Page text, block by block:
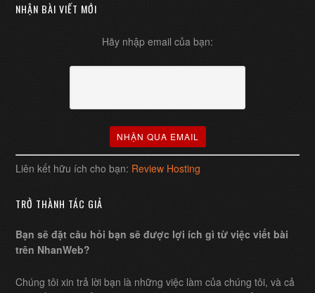
NHẬN BÀI VIẾT MỚI
Hãy nhập email của bạn:
Liên kết hữu ích cho bạn: Review Hosting
TRỞ THÀNH TÁC GIẢ
Bạn sẽ đặt câu hỏi bạn sẽ được lợi ích gì từ việc viết bài
trên NhanWeb?
Chúng tôi xin trả lời bạn là những việc làm của chúng tôi, và cả